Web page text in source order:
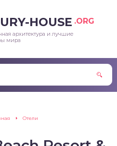
HOUSE .ORG
архитектура и лучшие
мира
Отели